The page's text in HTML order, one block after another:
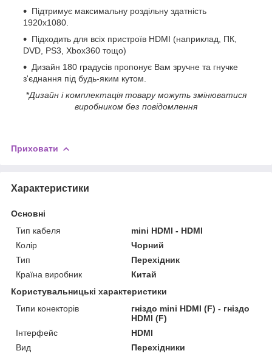
Підтримує максимальну роздільну здатність
1920х1080.
Підходить для всіх пристроїв HDMI (наприклад, ПК,
DVD, PS3, Xbox360 тощо)
Дизайн 180 градусів пропонує Вам зручне та гнучке
з'єднання під будь-яким кутом.
*Дизайн і комплектація товару можуть змінюватися
виробником без повідомлення
Приховати
Характеристики
Основні
Тип кабеля
mini HDMI - HDMI
Колір
Чорний
Тип
Перехідник
Країна виробник
Китай
Користувальницькі характеристики
Типи конекторів
гніздо mini HDMI (F) - гніздо
HDMI (F)
Інтерфейс
HDMI
Вид
Перехідники